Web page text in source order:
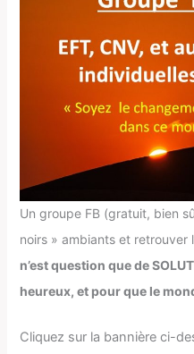
Un groupe FB (gratuit, bien
noirs » ambiants et retrouver
n’est question que de
heureux, et pour que le
Cliquez sur la bannière ci-